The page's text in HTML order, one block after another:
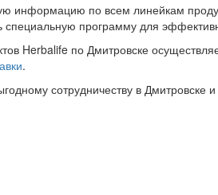
информацию по всем линейкам
специальную программу для
Herbalife по Дмитровске
.
сотрудничеству в Дмитровске